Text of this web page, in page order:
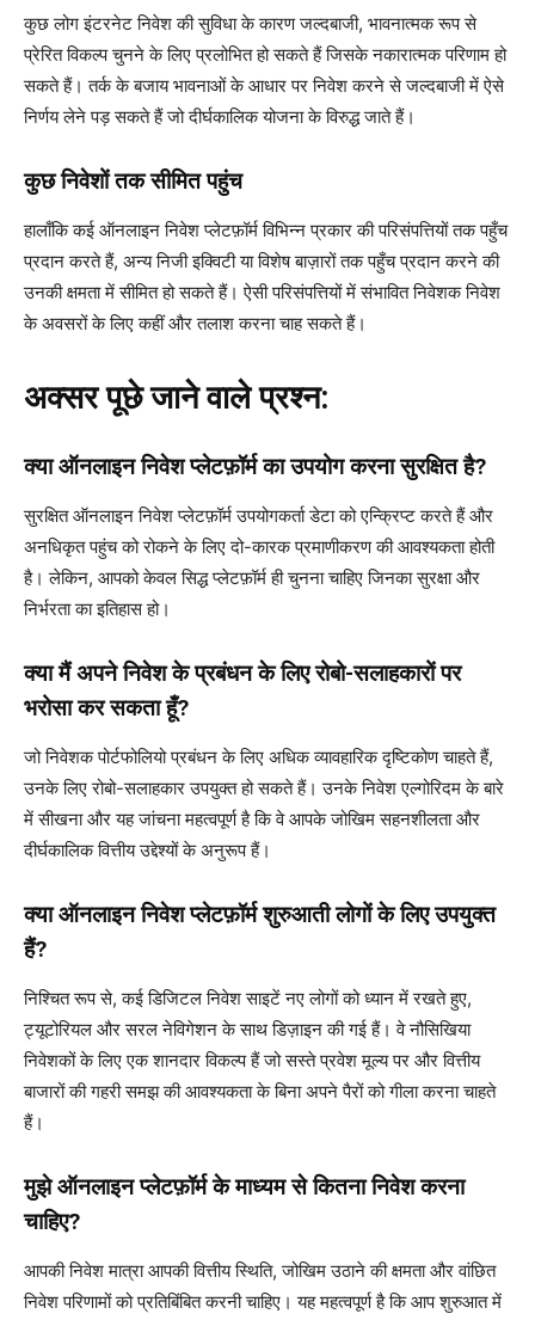
कुछ लोग इंटरनेट निवेश की सुविधा के कारण जल्दबाजी, भावनात्मक रूप से
प्रेरित विकल्प चुनने के लिए प्रलोभित हो सकते हैं जिसके नकारात्मक परिणाम हो
सकते हैं। तर्क के बजाय भावनाओं के आधार पर निवेश करने से जल्दबाजी में ऐसे
निर्णय लेने पड़ सकते हैं जो दीर्घकालिक योजना के विरुद्ध जाते हैं।
कुछ निवेशों तक सीमित पहुंच
हालाँकि कई ऑनलाइन निवेश प्लेटफ़ॉर्म विभिन्न प्रकार की परिसंपत्तियों तक पहुँच
प्रदान करते हैं, अन्य निजी इक्विटी या विशेष बाज़ारों तक पहुँच प्रदान करने की
उनकी क्षमता में सीमित हो सकते हैं। ऐसी परिसंपत्तियों में संभावित निवेशक निवेश
के अवसरों के लिए कहीं और तलाश करना चाह सकते हैं।
अक्सर पूछे जाने वाले प्रश्न:
क्या ऑनलाइन निवेश प्लेटफ़ॉर्म का उपयोग करना सुरक्षित है?
सुरक्षित ऑनलाइन निवेश प्लेटफ़ॉर्म उपयोगकर्ता डेटा को एन्क्रिप्ट करते हैं और
अनधिकृत पहुंच को रोकने के लिए दो-कारक प्रमाणीकरण की आवश्यकता होती
है। लेकिन, आपको केवल सिद्ध प्लेटफ़ॉर्म ही चुनना चाहिए जिनका सुरक्षा और
निर्भरता का इतिहास हो।
क्या मैं अपने निवेश के प्रबंधन के लिए रोबो-सलाहकारों पर
भरोसा कर सकता हूँ?
जो निवेशक पोर्टफोलियो प्रबंधन के लिए अधिक व्यावहारिक दृष्टिकोण चाहते हैं,
उनके लिए रोबो-सलाहकार उपयुक्त हो सकते हैं। उनके निवेश एल्गोरिदम के बारे
में सीखना और यह जांचना महत्वपूर्ण है कि वे आपके जोखिम सहनशीलता और
दीर्घकालिक वित्तीय उद्देश्यों के अनुरूप हैं।
क्या ऑनलाइन निवेश प्लेटफ़ॉर्म शुरुआती लोगों के लिए उपयुक्त
हैं?
निश्चित रूप से, कई डिजिटल निवेश साइटें नए लोगों को ध्यान में रखते हुए,
ट्यूटोरियल और सरल नेविगेशन के साथ डिज़ाइन की गई हैं। वे नौसिखिया
निवेशकों के लिए एक शानदार विकल्प हैं जो सस्ते प्रवेश मूल्य पर और वित्तीय
बाजारों की गहरी समझ की आवश्यकता के बिना अपने पैरों को गीला करना चाहते
हैं।
मुझे ऑनलाइन प्लेटफ़ॉर्म के माध्यम से कितना निवेश करना
चाहिए?
आपकी निवेश मात्रा आपकी वित्तीय स्थिति, जोखिम उठाने की क्षमता और वांछित
निवेश परिणामों को प्रतिबिंबित करनी चाहिए। यह महत्वपूर्ण है कि आप शुरुआत में